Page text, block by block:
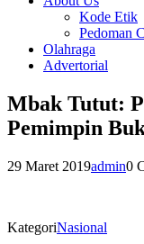
Kode Etik
Pedoman
Olahraga
Advertorial
Mbak Tutut:
Pemimpin
29 Maret 2019admin0
KategoriNasional